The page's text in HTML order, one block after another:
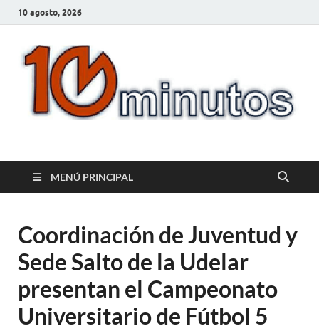
10 agosto, 2026
10minutos.com.uy
MENÚ PRINCIPAL
Coordinación de Juventud y
Sede Salto de la Udelar
presentan el Campeonato
Universitario de Fútbol 5